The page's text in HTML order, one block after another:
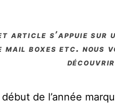
mail boxes etc. nous
découvrir
début de l’année